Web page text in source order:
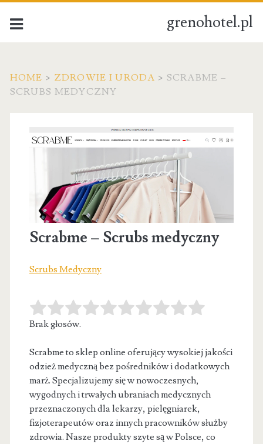
grenohotel.pl
HOME > ZDROWIE I URODA > SCRABME –
SCRUBS MEDYCZNY
Scrabme – Scrubs medyczny
Scrubs Medyczny
Brak głosów.
Scrabme to sklep online oferujący wysokiej jakości
odzież medyczną bez pośredników i dodatkowych
marż. Specjalizujemy się w nowoczesnych,
wygodnych itrwałych ubraniach medycznych
przeznaczonych dla lekarzy, pielęgniarek,
fizjoterapeutów oraz innych pracowników służby
zdrowia. Nasze produkty szyte są w Polsce, co